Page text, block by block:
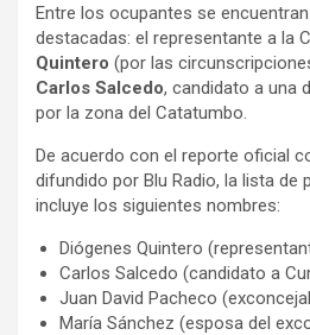
o
k
p
p
i
r
Entre los ocupantes se
destacadas: el representante a la
Quintero (por las
Carlos Salcedo, candidato a una
por la zona del Catatumbo.
De acuerdo con el reporte oficial
difundido por Blu Radio, la lista de
incluye los siguientes nombres:
Diógenes Quintero
Carlos Salcedo (candidato a
Juan David Pacheco
María Sánchez (esposa del